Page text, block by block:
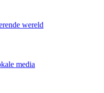
wereld
media